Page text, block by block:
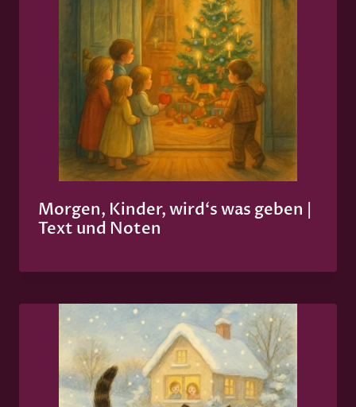
Morgen, Kinder, wird‘s was geben |
Text und Noten